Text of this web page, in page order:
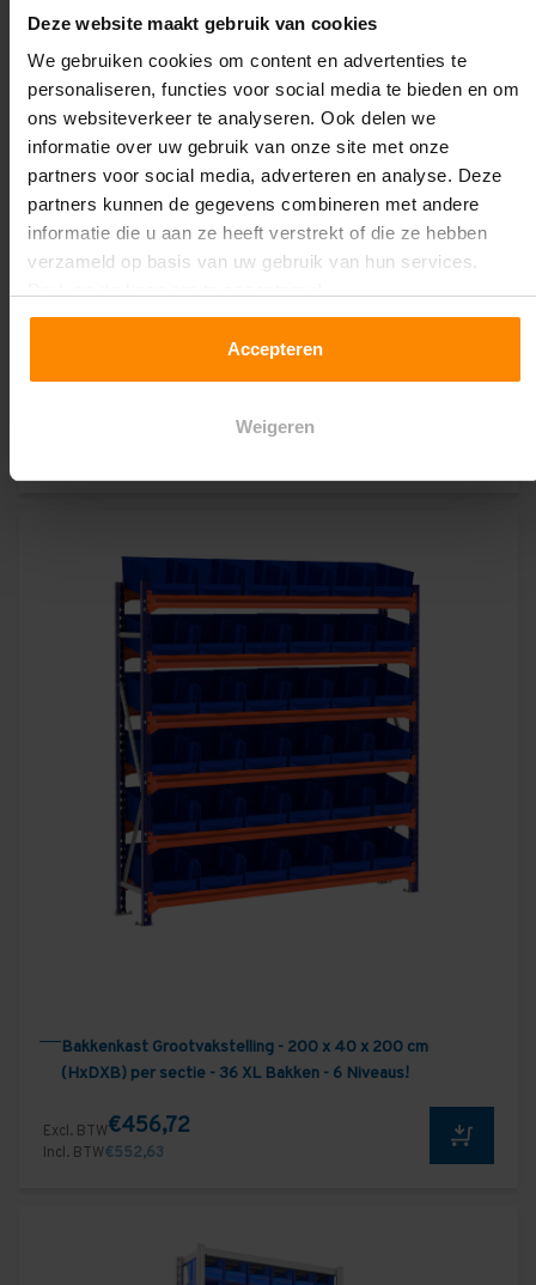
Deze website maakt gebruik van cookies
We gebruiken cookies om content en advertenties te
personaliseren, functies voor social media te bieden en om
ons websiteverkeer te analyseren. Ook delen we
informatie over uw gebruik van onze site met onze
partners voor social media, adverteren en analyse. Deze
partners kunnen de gegevens combineren met andere
informatie die u aan ze heeft verstrekt of die ze hebben
verzameld op basis van uw gebruik van hun services.
Accepteren
Weigeren
Bakkenkast Grootvakstelling - 200 x 40 x 105 cm (HxDxB)
per sectie - 18 XL Bakken - 6 Niveaus!
Bakkenkast Grootvakstelling - 200 x 40 x 200 cm
(HxDXB) per sectie - 36 XL Bakken - 6 Niveaus!
Excl. BTW€456,72
Incl. BTW€552,63